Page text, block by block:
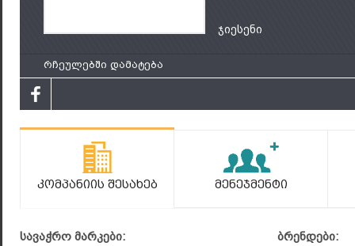
ჯიესენი
რჩეულებში დამატება
Კომპანიის Შესახებ Მენეჯმენტი
სავაჭრო მარკები: ბრენდები: